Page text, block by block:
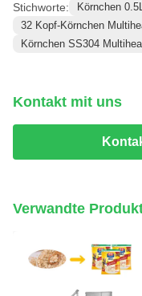
Stichworte:
Körnchen
32 Kopf-Körnchen
Körnchen SS304
Kontakt mit uns
Verwandte